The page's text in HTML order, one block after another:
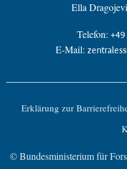
Ella
Telefon: +49
E-Mail:
Erklärung zur
© Bundesministerium für